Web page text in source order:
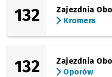
132
Zajezdnia
Kromera
132
Zajezdnia
Oporów